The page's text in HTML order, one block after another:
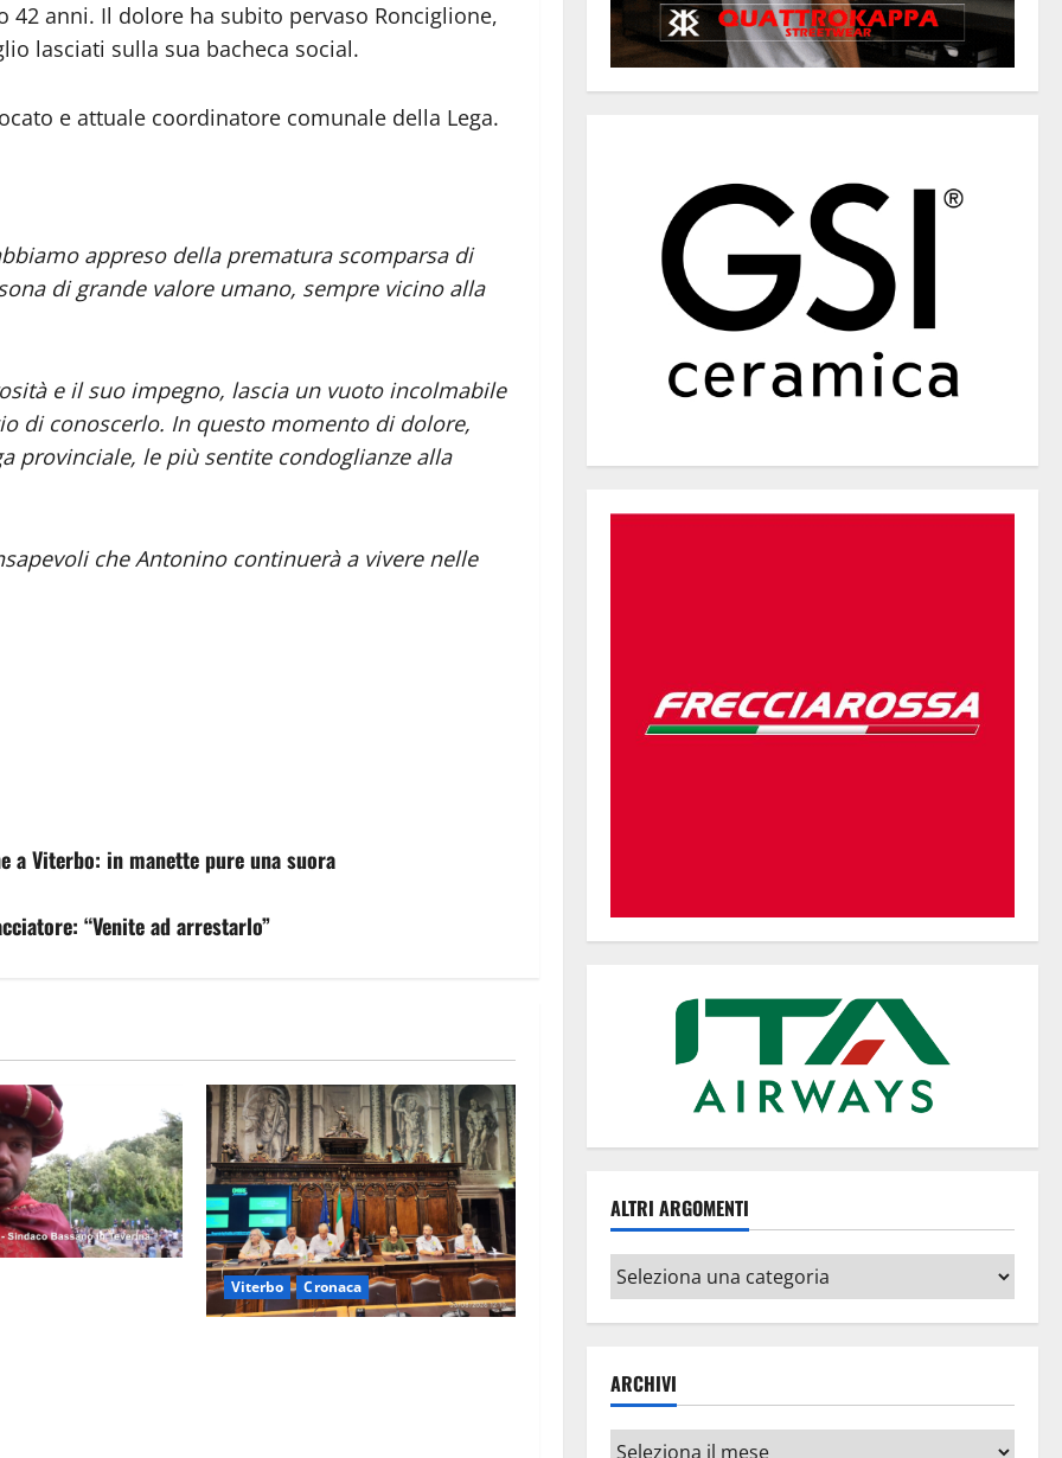
anni. Il dolore ha subito pervaso Ronciglione,
lasciati sulla sua bacheca social.
e attuale coordinatore comunale della Lega.
appreso della prematura scomparsa di
di grande valore umano, sempre vicino alla
e il suo impegno, lascia un vuoto incolmabile
di conoscerlo. In questo momento di dolore,
provinciale, le più sentite condoglianze alla
che Antonino continuerà a vivere nelle
a Viterbo: in manette pure una suora
“Venite ad arrestarlo”
Viterbo Cronaca
ALTRI ARGOMENTI
Altri
argomenti
ARCHIVI
Archivi